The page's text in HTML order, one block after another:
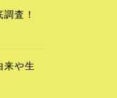
査！
来や生